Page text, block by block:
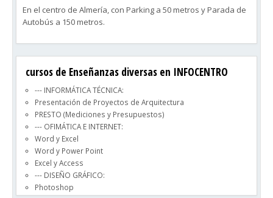
En el centro de Almería, con Parking a 50 metros y Parada de
Autobús a 150 metros.
Desde 1.985, nos avalan nuestra especialización y
experiencia.
cursos de Enseñanzas diversas en INFOCENTRO
--- INFORMÁTICA TÉCNICA:
Presentación de Proyectos de Arquitectura
PRESTO (Mediciones y Presupuestos)
--- OFIMÁTICA E INTERNET:
Word y Excel
Word y Power Point
Excel y Access
--- DISEÑO GRÁFICO:
Photoshop